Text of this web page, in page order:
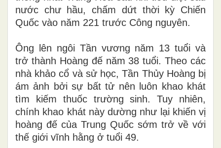
nước chư hầu, chấm dứt thời kỳ Chiến
Quốc vào năm 221 trước Công nguyên.
Ông lên ngôi Tần vương năm 13 tuổi và
trở thành Hoàng đế năm 38 tuổi. Theo các
nhà khảo cổ và sử học, Tần Thủy Hoàng bị
ám ảnh bởi sự bất tử nên luôn khao khát
tìm kiếm thuốc trường sinh. Tuy nhiên,
chính khao khát này dường như lại khiến vị
hoàng đế của Trung Quốc sớm trở về với
thế giới vĩnh hằng ở tuổi 49.